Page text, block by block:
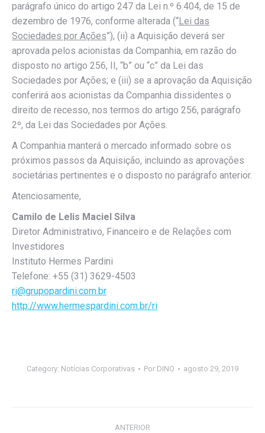
parágrafo único do artigo 247 da Lei n.º 6.404, de 15 de
dezembro de 1976, conforme alterada (“Lei das
Sociedades por Ações”), (ii) a Aquisição deverá ser
aprovada pelos acionistas da Companhia, em razão do
disposto no artigo 256, II, “b” ou “c” da Lei das
Sociedades por Ações; e (iii) se a aprovação da Aquisição
conferirá aos acionistas da Companhia dissidentes o
direito de recesso, nos termos do artigo 256, parágrafo
2º, da Lei das Sociedades por Ações.
A Companhia manterá o mercado informado sobre os
próximos passos da Aquisição, incluindo as aprovações
societárias pertinentes e o disposto no parágrafo anterior.
Atenciosamente,
Camilo de Lelis Maciel Silva
Diretor Administrativo, Financeiro e de Relações com
Investidores
Instituto Hermes Pardini
Telefone: +55 (31) 3629-4503
ri@grupopardini.com.br
http://www.hermespardini.com.br/ri
Category: Notícias Corporativas Por DINO agosto 29, 2019
ANTERIOR